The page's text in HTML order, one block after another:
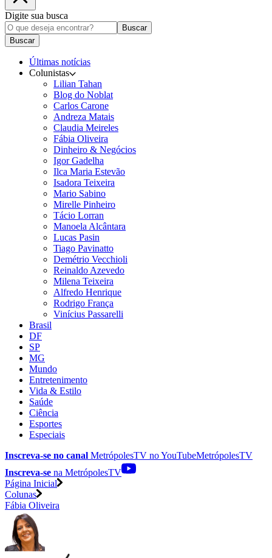
Digite sua busca
Buscar
Buscar
Últimas notícias
Colunistas
Lilian Tahan
Blog do Noblat
Carlos Carone
Andreza Matais
Claudia Meireles
Fábia Oliveira
Dinheiro & Negócios
Igor Gadelha
Ilca Maria Estevão
Isadora Teixeira
Mario Sabino
Mirelle Pinheiro
Tácio Lorran
Manoela Alcântara
Lucas Pasin
Tiago Pavinatto
Demétrio Vecchioli
Reinaldo Azevedo
Milena Teixeira
Alfredo Henrique
Rodrigo França
Vinícius Passarelli
Brasil
DF
SP
MG
Mundo
Entretenimento
Vida & Estilo
Saúde
Ciência
Esportes
Especiais
Inscreva-se no canal MetrópolesTV noYouTubeMetrópolesTV
Inscreva-se na MetrópolesTV
Página Inicial
Colunas
Fábia Oliveira